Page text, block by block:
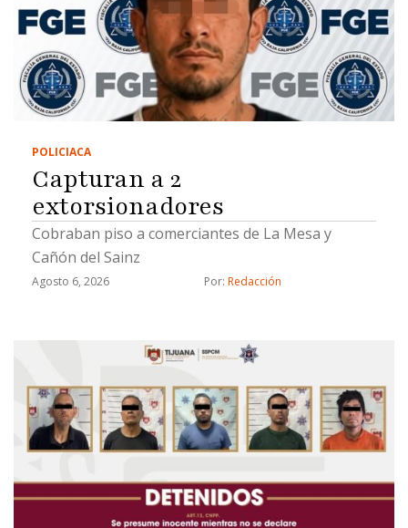
POLICIACA
Capturan a 2
extorsionadores
Cobraban piso a comerciantes de La Mesa y
Cañón del Sainz
Agosto 6, 2026 Por: Redacción